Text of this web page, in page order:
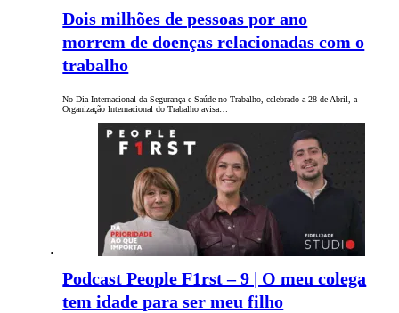
Dois milhões de pessoas por ano
morrem de doenças relacionadas com o
trabalho
No Dia Internacional da Segurança e Saúde no Trabalho, celebrado a 28 de Abril, a
Organização Internacional do Trabalho avisa…
Podcast People F1rst – 9 | O meu colega
tem idade para ser meu filho